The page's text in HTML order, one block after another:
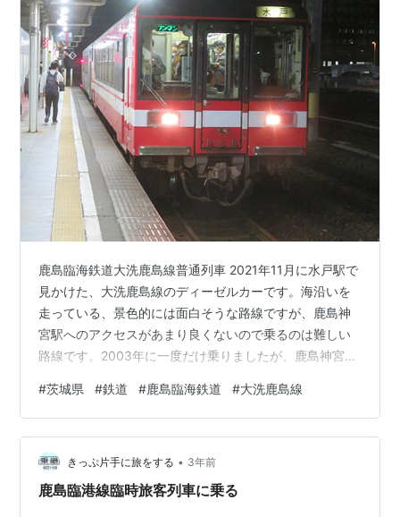
鹿島臨海鉄道大洗鹿島線普通列車 2021年11月に水戸駅で
見かけた、大洗鹿島線のディーゼルカーです。海沿いを
走っている、景色的には面白そうな路線ですが、鹿島神
宮駅へのアクセスがあまり良くないので乗るのは難しい
路線です。2003年に一度だけ乗りましたが、鹿島神宮駅
#茨城県 #鉄道 #鹿島臨海鉄道 #大洗鹿島線
きっぷ片手に旅をする • 3年前
鹿島臨港線臨時旅客列車に乗る